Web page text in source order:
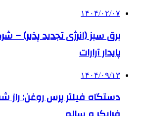
۱۴۰۴/۰۲/۰۷
برق سبز (انرژی تجدید پذیر) –
پایدار آرارات
۱۴۰۴/۰۹/۱۳
دستگاه فیلتر پرس روغن: راز